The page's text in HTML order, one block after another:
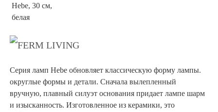
Серия ламп Hebe обновляет классическую форму лампы.
округлые формы и детали. Сначала вылепленный
вручную, плавный силуэт основания придает лампе шарм
и изысканность. Изготовленное из керамики, это